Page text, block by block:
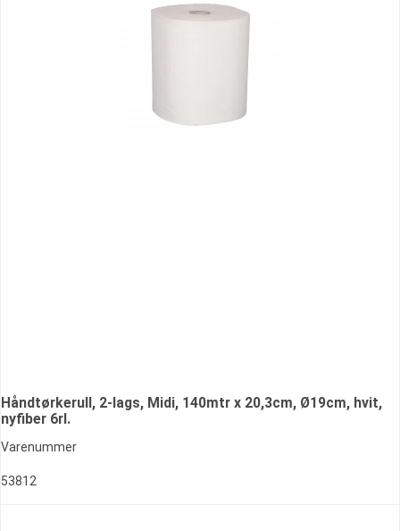
Håndtørkerull, 2-lags, Midi, 140mtr x 20,3cm, Ø19cm, hvit,
nyfiber 6rl.
Varenummer
53812